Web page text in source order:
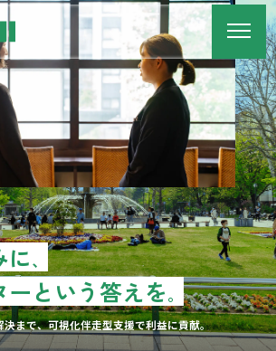
に、
ーという答えを。
決まで、可視化伴走型支援で利益に貢献。